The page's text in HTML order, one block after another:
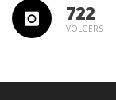
722
VOLGERS